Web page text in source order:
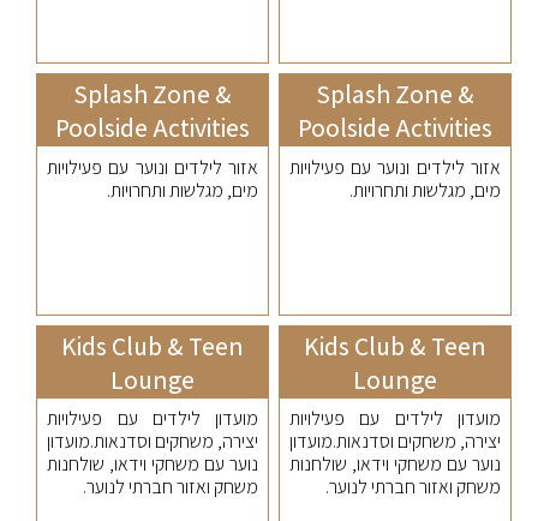
Splash Zone &
Poolside Activities
אזור לילדים ונוער עם פעילויות
מים, מגלשות ותחרויות.
Splash Zone &
Poolside Activities
אזור לילדים ונוער עם פעילויות
מים, מגלשות ותחרויות.
Kids Club & Teen
Lounge
מועדון לילדים עם פעילויות
יצירה, משחקים וסדנאות.מועדון
נוער עם משחקי וידאו, שולחנות
משחק ואזור חברתי לנוער.
Kids Club & Teen
Lounge
מועדון לילדים עם פעילויות
יצירה, משחקים וסדנאות.מועדון
נוער עם משחקי וידאו, שולחנות
משחק ואזור חברתי לנוער.